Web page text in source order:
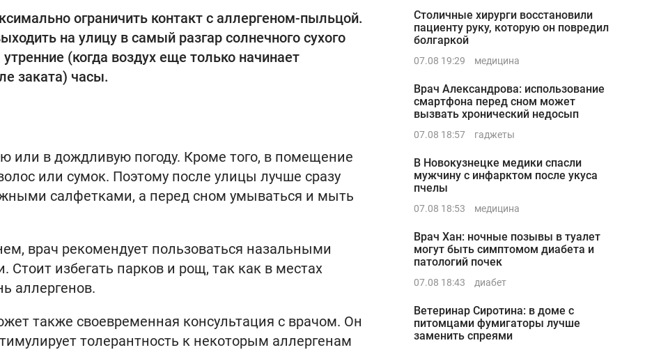
ограничить контакт с аллергеном-пыльцой.
на улицу в самый разгар солнечного сухого
(когда воздух еще только начинает
заката) часы.
или в дождливую погоду. Кроме того, в помещение
или сумок. Поэтому после улицы лучше сразу
салфетками, а перед сном умываться и мыть
врач рекомендует пользоваться назальными
избегать парков и рощ, так как в местах
аллергенов.
также своевременная консультация с врачом. Он
толерантность к некоторым аллергенам
Столичные хирурги восстановили
пациенту руку, которую он повредил
болгаркой
07.08 19:29 медицина
Врач Александрова: использование
смартфона перед сном может
вызвать хронический недосып
07.08 18:57 гаджеты
В Новокузнецке медики спасли
мужчину с инфарктом после укуса
пчелы
07.08 18:53 медицина
Врач Хан: ночные позывы в туалет
могут быть симптомом диабета и
патологий почек
07.08 18:43 диабет
Ветеринар Сиротина: в доме с
питомцами фумигаторы лучше
заменить спреями